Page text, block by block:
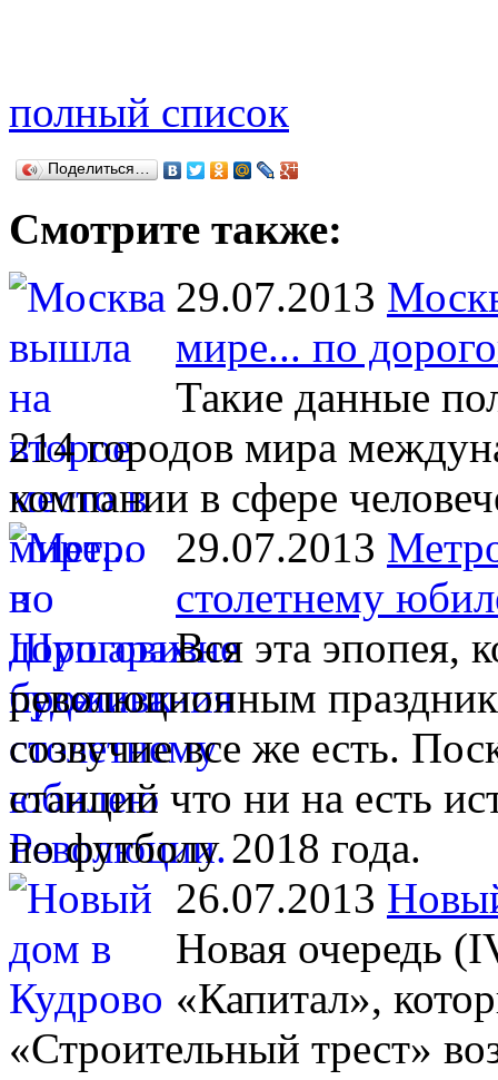
полный список
Поделиться…
Смотрите также:
29.07.2013
мире... по
Такие данные
214 городов мира
компании в сфере
29.07.2013
столетнему
Вся эта эпопея,
революционным
созвучие все же есть.
станций что ни на есть
по футболу 2018 года.
26.07.2013
Новая очередь
«Капитал»,
«Строительный трест»